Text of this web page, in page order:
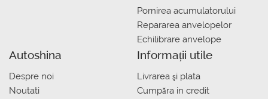
Pornirea acumulatorului
Repararea anvelopelor
Echilibrare anvelope
Autoshina
Despre noi
Noutati
Informații utile
Livrarea şi plata
Сumpăra in credit